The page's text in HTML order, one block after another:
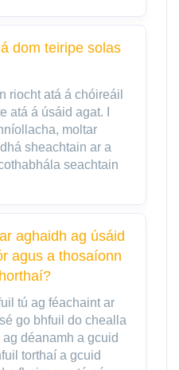
dom teiripe solas
riocht atá á chóireáil
atá á úsáid agat. I
moltar
sheachtain ar a
seachtain
aghaidh ag úsáid
agus a thosaíonn
tú ag féachaint ar
go bhfuil do chealla
déanamh a gcuid
torthaí a gcuid